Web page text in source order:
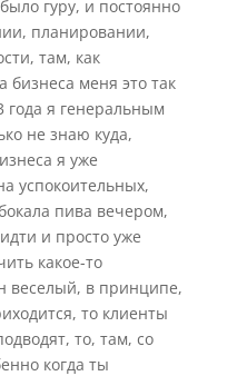
гуру, и постоянно
планировании,
там, как
бизнеса меня это так
года я генеральным
не знаю куда,
я уже
успокоительных,
пива вечером,
и просто уже
какое-то
веселый, в принципе,
то клиенты
то, там, со
когда ты